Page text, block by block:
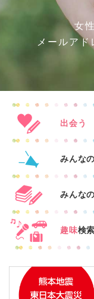
女
メールアド
出会う
みんな
みんなの
趣味検索